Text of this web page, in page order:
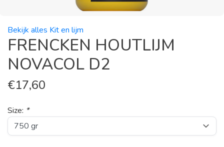
Bekijk alles Kit en lijm
FRENCKEN HOUTLIJM
NOVACOL D2
€17,60
Size: *